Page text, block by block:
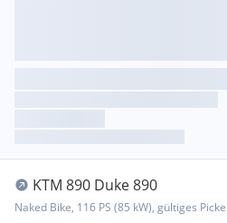
KTM 890 Duke 890
Naked Bike, 116 PS (85 kW), gültiges